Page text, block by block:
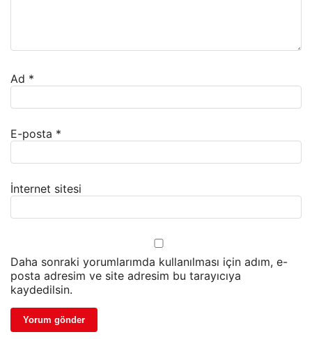
Ad *
E-posta *
İnternet sitesi
Daha sonraki yorumlarımda kullanılması için adım, e-
posta adresim ve site adresim bu tarayıcıya
kaydedilsin.